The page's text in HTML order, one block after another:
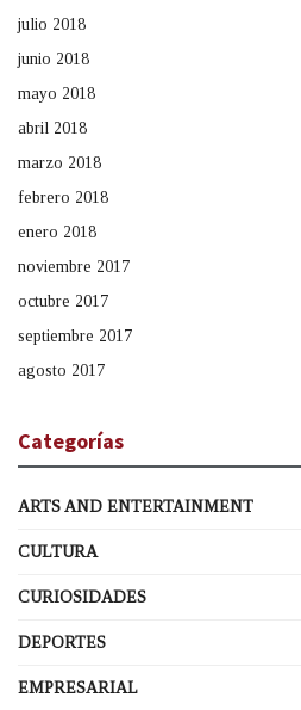
julio 2018
junio 2018
mayo 2018
abril 2018
marzo 2018
febrero 2018
enero 2018
noviembre 2017
octubre 2017
septiembre 2017
agosto 2017
Categorías
ARTS AND ENTERTAINMENT
CULTURA
CURIOSIDADES
DEPORTES
EMPRESARIAL